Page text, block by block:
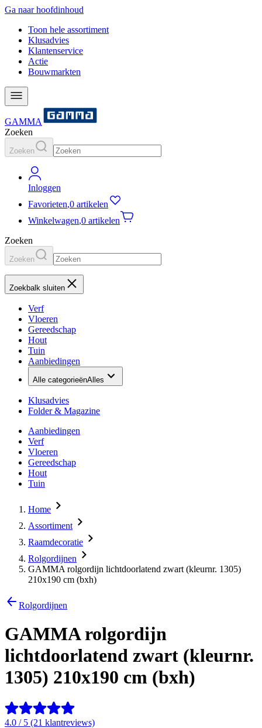
Ga naar hoofdinhoud
Toon hele assortiment
Klusadvies
Klantenservice
Actie
Bouwmarkten
GAMMA
Zoeken
Zoeken
Inloggen
Favorieten,0 artikelen
Winkelwagen,0 artikelen
Zoeken
Zoeken
Zoekbalk sluiten
Verf
Vloeren
Gereedschap
Hout
Tuin
Aanbiedingen
Alle categorieënAlles
Klusadvies
Folder & Magazine
Aanbiedingen
Verf
Vloeren
Gereedschap
Hout
Tuin
Home
Assortiment
Raamdecoratie
Rolgordijnen
GAMMA rolgordijn lichtdoorlatend zwart (kleurnr. 1305)
210x190 cm (bxh)
Rolgordijnen
GAMMA rolgordijn
lichtdoorlatend zwart (kleurnr.
1305) 210x190 cm (bxh)
4.0 / 5 (21 klantreviews)